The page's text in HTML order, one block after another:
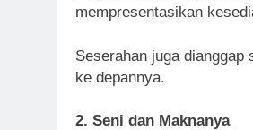
mempresentasikan
Seserahan juga
ke depannya.
2. Seni dan Maknanya